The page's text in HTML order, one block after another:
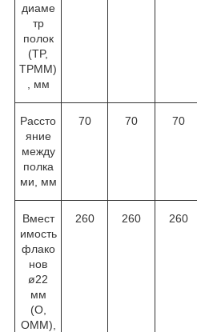
диаме
тр
полок
(TP,
TPMM)
, мм
Рассто
яние
между
полка
ми, мм
70 70 70
Вмест
имость
флако
нов
ø22
мм
(O,
OMM),
260 260 260